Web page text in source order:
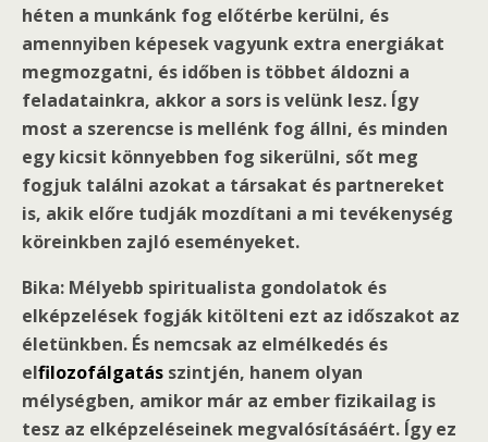
héten a munkánk fog előtérbe kerülni, és
amennyiben képesek vagyunk extra energiákat
megmozgatni, és időben is többet áldozni a
feladatainkra, akkor a sors is velünk lesz. Így
most a szerencse is mellénk fog állni, és minden
egy kicsit könnyebben fog sikerülni, sőt meg
fogjuk találni azokat a társakat és partnereket
is, akik előre tudják mozdítani a mi tevékenység
köreinkben zajló eseményeket.
Bika: Mélyebb spiritualista gondolatok és
elképzelések fogják kitölteni ezt az időszakot az
életünkben. És nemcsak az elmélkedés és
elfilozofálgatás szintjén, hanem olyan
mélységben, amikor már az ember fizikailag is
tesz az elképzeléseinek megvalósításáért. Így ez